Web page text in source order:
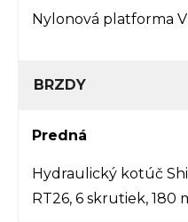
Nylonová platforma
BRZDY
Predná
Hydraulický kotúč
RT26, 6 skrutiek, 180